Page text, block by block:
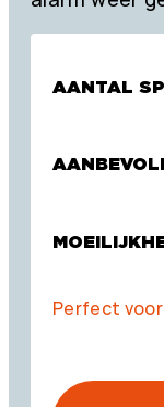
AANTAL
Perfect